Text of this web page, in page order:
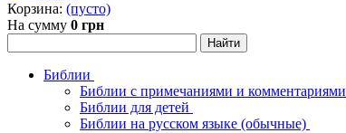
Корзина: (пусто)
На сумму 0 грн
Библии
Библии с примечаниями и комментариями
Библии для детей
Библии на русском языке (обычные)